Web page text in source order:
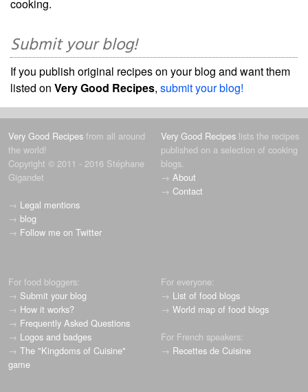
cooking.
Submit your blog!
If you publish original recipes on your blog and want them
listed on Very Good Recipes, submit your blog!
Very Good Recipes from all around
the world!
Copyright © 2011 - 2016 Stéphane
Gigandet
→ Legal mentions
→ blog
→ Follow me on Twitter
Very Good Recipes lists the recipes
published on a selection of cooking
blogs.
→ About
→ Contact
For food bloggers:
→ Submit your blog
→ How it works?
→ Frequently Asked Questions
→ Logos and badges
→ The "Kingdoms of Cuisine"
game
For everyone:
→ List of food blogs
→ World map of food blogs
For French speakers:
→ Recettes de Cuisine